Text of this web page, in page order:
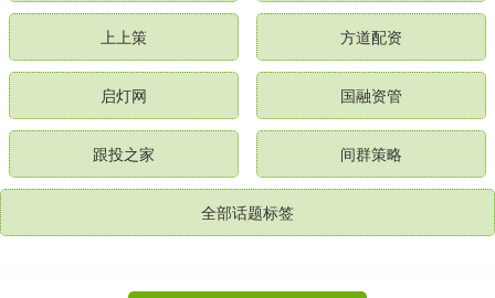
上上策 方道配资
启灯网 国融资管
跟投之家 间群策略
全部话题标签